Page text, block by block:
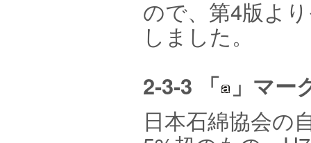
ので、第4版よ
しました。
2-3-3 「
」マー
日本石綿協会の